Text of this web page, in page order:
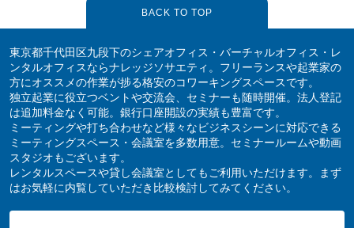
BACK TO TOP
東京都千代田区九段下のシェアオフィス・バーチャルオフィス・レ
ンタルオフィスならナレッジソサエティ。フリーランスや起業家の
方にオススメの作業が捗る格安のコワーキングスペースです。
独立起業に役立つベントや交流会、セミナーも随時開催。法人登記
は追加料金なく可能。銀行口座開設の実績も豊富です。
ミーティングや打ち合わせなど様々なビジネスシーンに対応できる
ミーティングスペース・会議室を多数用意。セミナールームや動画
スタジオもございます。
レンタルスペースや貸し会議室としてもご利用いただけます。まず
はお気軽に内覧していただき比較検討してみてください。